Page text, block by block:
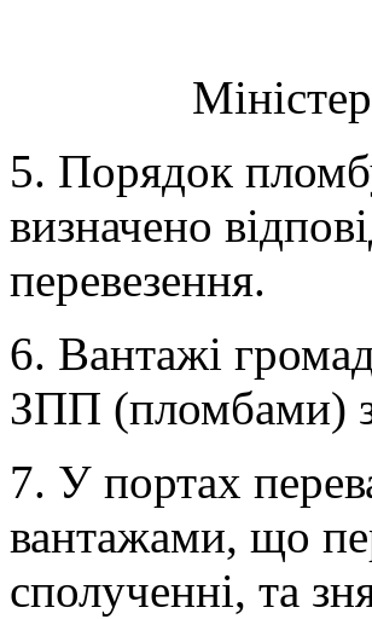
5. Порядок
визначено
перевезення.
6. Вантажі
ЗПП (пломбами)
7. У портах
вантажами, що
сполученні, та